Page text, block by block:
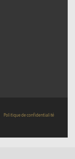
Politique de confidentialité